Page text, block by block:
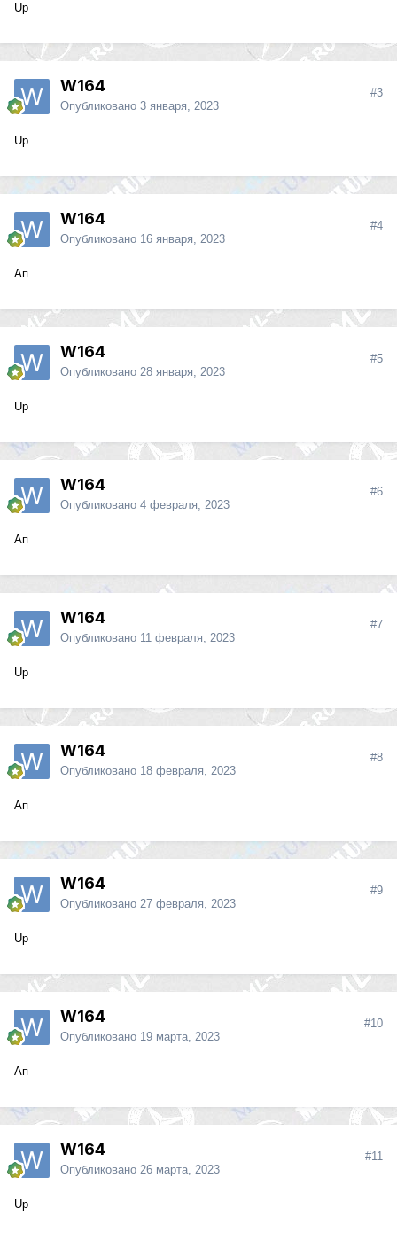
Up
W164
Опубликовано 3 января, 2023
#3
Up
W164
Опубликовано 16 января, 2023
#4
Ап
W164
Опубликовано 28 января, 2023
#5
Up
W164
Опубликовано 4 февраля, 2023
#6
Ап
W164
Опубликовано 11 февраля, 2023
#7
Up
W164
Опубликовано 18 февраля, 2023
#8
Ап
W164
Опубликовано 27 февраля, 2023
#9
Up
W164
Опубликовано 19 марта, 2023
#10
Ап
W164
Опубликовано 26 марта, 2023
#11
Up